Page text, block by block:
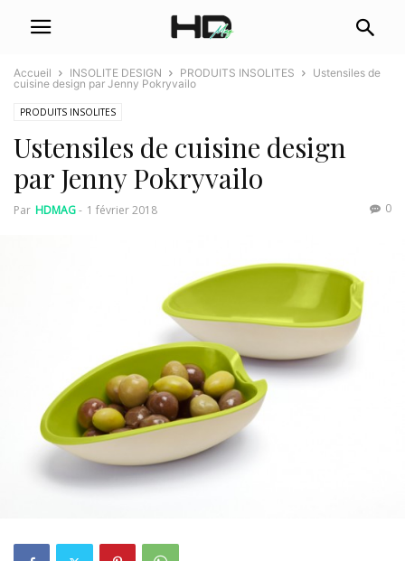
Accueil INSOLITE DESIGN PRODUITS INSOLITES
Ustensiles de
cuisine design par Jenny Pokryvailo
PRODUITS INSOLITES
Ustensiles de cuisine design
par Jenny Pokryvailo
Par HDMAG- 1 février 2018 0